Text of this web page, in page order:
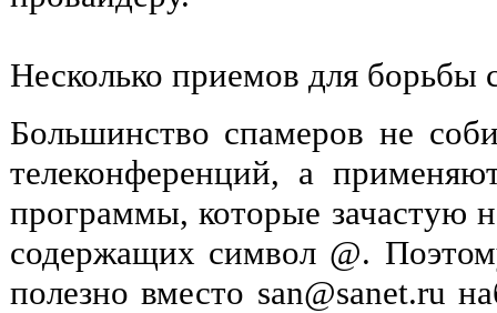
Несколько приемов для борьбы
Большинство спамеров не
телеконференций, а
программы, которые зачастую
содержащих символ @.
полезно вместо san@sanet.ru